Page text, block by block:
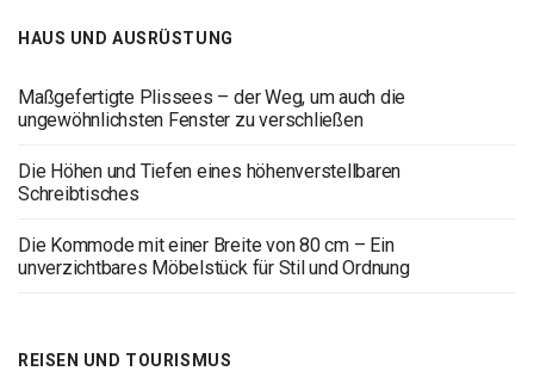
HAUS UND AUSRÜSTUNG
Maßgefertigte Plissees – der Weg, um auch die
ungewöhnlichsten Fenster zu verschließen
Die Höhen und Tiefen eines höhenverstellbaren
Schreibtisches
Die Kommode mit einer Breite von 80 cm – Ein
unverzichtbares Möbelstück für Stil und Ordnung
REISEN UND TOURISMUS